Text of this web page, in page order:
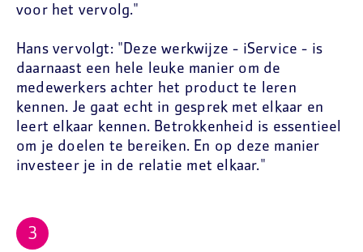
voor het vervolg."
Hans vervolgt: "Deze werkwijze - iService - is
daarnaast een hele leuke manier om de
medewerkers achter het product te leren
kennen. Je gaat echt in gesprek met elkaar en
leert elkaar kennen. Betrokkenheid is essentieel
om je doelen te bereiken. En op deze manier
investeer je in de relatie met elkaar."